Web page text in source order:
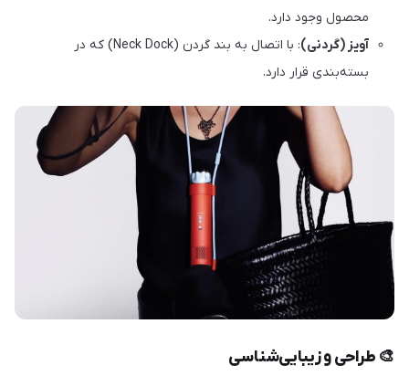
محصول وجود دارد.
آویز (گردنی)
: با اتصال به بند گردن (Neck Dock) که در
بسته‌بندی قرار دارد.
🎨 طراحی و زیبایی‌شناسی